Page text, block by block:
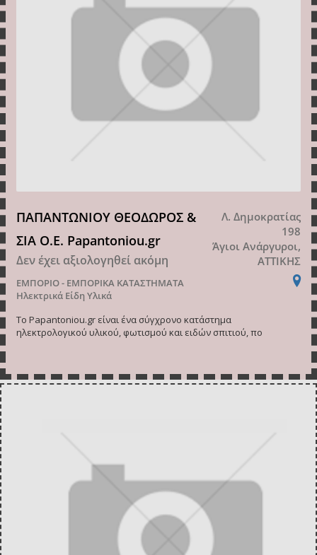
ΠΑΠΑΝΤΩΝΙΟΥ ΘΕΟΔΩΡΟΣ &
ΣΙΑ Ο.Ε. Papantoniou.gr
Δεν έχει αξιολογηθεί ακόμη
ΕΜΠΟΡΙΟ - ΕΜΠΟΡΙΚΑ ΚΑΤΑΣΤΗΜΑΤΑ
Ηλεκτρικά Είδη Υλικά
Λ. Δημοκρατίας
198
Άγιοι Ανάργυροι,
ΑΤΤΙΚΗΣ
Το Papantoniou.gr είναι ένα σύγχρονο κατάστημα
ηλεκτρολογικού υλικού, φωτισμού και ειδών σπιτιού, πο